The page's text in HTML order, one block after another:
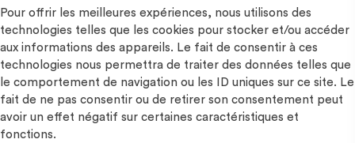
Pour offrir les meilleures expériences, nous utilisons des
technologies telles que les cookies pour stocker et/ou accéder
aux informations des appareils. Le fait de consentir à ces
technologies nous permettra de traiter des données telles que
le comportement de navigation ou les ID uniques sur ce site. Le
fait de ne pas consentir ou de retirer son consentement peut
avoir un effet négatif sur certaines caractéristiques et
fonctions.